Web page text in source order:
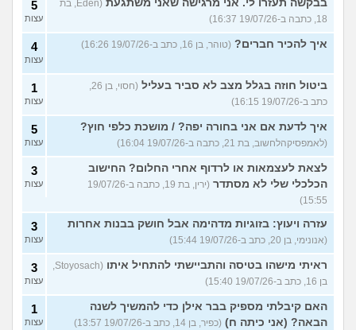
בבקשה תעזרו לי. אני מרגישה שאני משתגעת
(Eden, בת
18, כתבה ב-19/07/26 16:37)
5
עצות
איך להכיר חברים? (טוהר, בן 16, כתב ב-19/07/26 16:26) 4
עצות
ביטול חוזה בגלל מצב לא סביר בעליל
(חסוי, בן 26,
כתב ב-19/07/26 16:15)
1
עצות
איך לדעת אם אני בחורה יפה? / מושכת כלפי חוץ?
(לאמפסיקהלחשוב, בת 21, כתבה ב-19/07/26 16:04)
5
עצות
לצאת לעצמאות או לרדוף אחרי החלום? החישוב
הכלכלי שלי לא מסתדר
(ירין, בת 19, כתבה ב-19/07/26
15:55)
3
עצות
עזרה ויעוץ: בזוגיות מדהימה אבל חושק בבנות אחרות
(אנונימי, בן 20, כתב ב-19/07/26 15:44)
3
עצות
ראיתי מישהו בטיסה והתביישתי להתחיל איתו
(Stoyosach,
בן 16, כתב ב-19/07/26 15:40)
3
עצות
האם קיבלתי מספיק בבר אילן כדי להמשיך לשנה
הבאה? (אני כיתה ח) (כפיר, בן 14, כתב ב-19/07/26 13:57)
1
עצות